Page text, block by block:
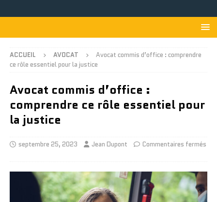
ACCUEIL AVOCAT
Avocat commis d’office : comprendre
ce rôle essentiel pour la justice
Avocat commis d’office :
comprendre ce rôle essentiel pour
la justice
septembre 25, 2023 Jean Dupont Commentaires fermés